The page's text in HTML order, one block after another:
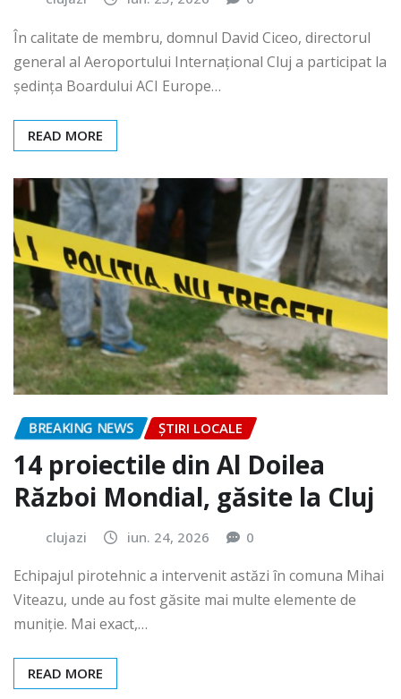
În calitate de membru, domnul David Ciceo, directorul
general al Aeroportului Internațional Cluj a participat la
ședința Boardului ACI Europe…
READ MORE
BREAKING NEWS ȘTIRI LOCALE
14 proiectile din Al Doilea
Război Mondial, găsite la Cluj
clujazi iun. 24, 2026 0
Echipajul pirotehnic a intervenit astăzi în comuna Mihai
Viteazu, unde au fost găsite mai multe elemente de
muniție. Mai exact,…
READ MORE